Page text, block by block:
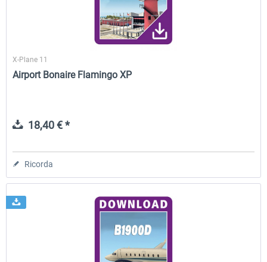
X-Plane 11
Airport Bonaire Flamingo XP
18,40 € *
Ricorda